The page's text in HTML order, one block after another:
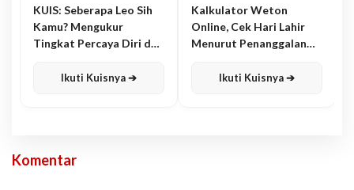
KUIS: Seberapa Leo Sih
Kamu? Mengukur
Tingkat Percaya Diri dan
Ikuti Kuisnya ➔
Kalkulator Weton
Online, Cek Hari Lahir
Menurut Penanggalan
Ikuti Kuisnya ➔
Komentar